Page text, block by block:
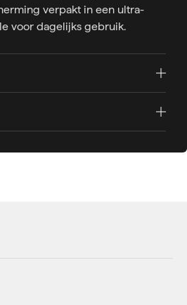
verpakt in een ultra-
voor dagelijks gebruik.